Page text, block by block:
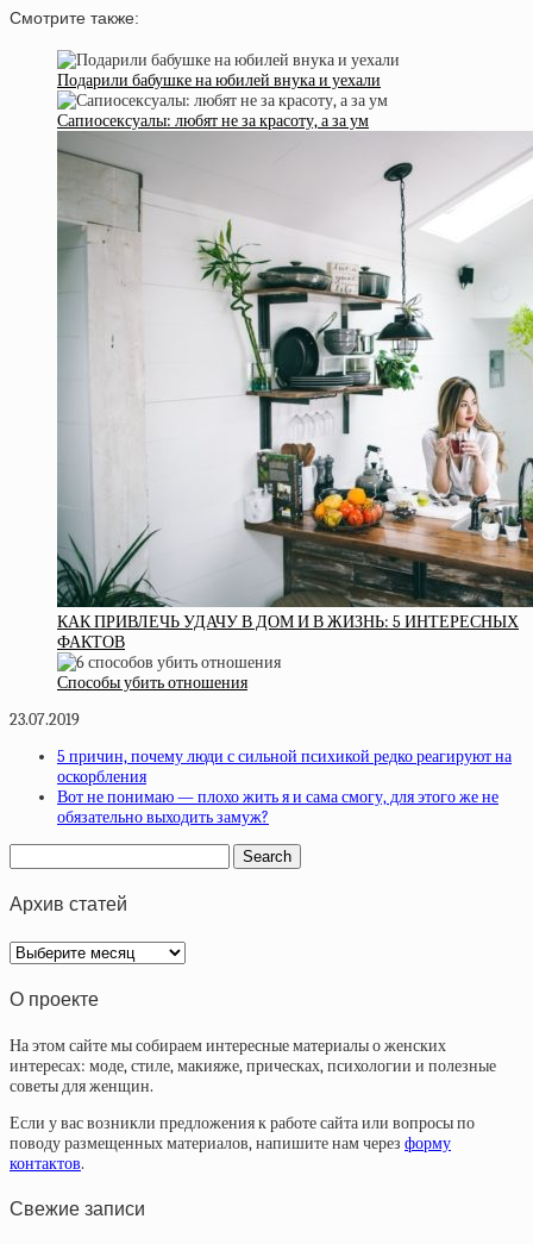
Смотрите также:
Подарили бабушке на юбилей внука и уехали
Сапиосексуалы: любят не за красоту, а за ум
КАК ПРИВЛЕЧЬ УДАЧУ В ДОМ И В ЖИЗНЬ: 5 ИНТЕРЕСНЫХ
ФАКТОВ
Способы убить отношения
23.07.2019
5 причин, почему люди с сильной психикой редко реагируют на
оскорбления
Вот не понимаю — плохо жить я и сама смогу, для этого же не
обязательно выходить замуж?
Архив статей
Архив
статей
О проекте
На этом сайте мы собираем интересные материалы о женских
интересах: моде, стиле, макияже, прическах, психологии и полезные
советы для женщин.
Если у вас возникли предложения к работе сайта или вопросы по
поводу размещенных материалов, напишите нам через форму
контактов.
Свежие записи